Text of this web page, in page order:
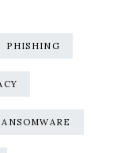
PHISHING